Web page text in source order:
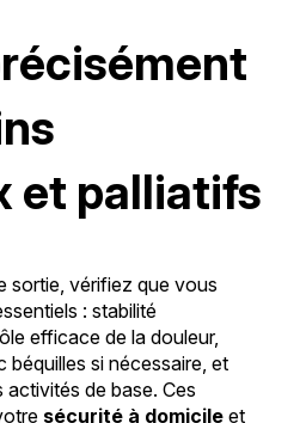
et palliatifs
sortie, vérifiez que vous
: stabilité
efficace de la douleur,
si nécessaire, et
de base. Ces
sécurité à domicileet